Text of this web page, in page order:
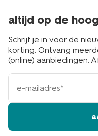
altijd op de
Schrijf je in voor de
korting. Ontvang
(online) aanbiedingen.
e-
mailadres